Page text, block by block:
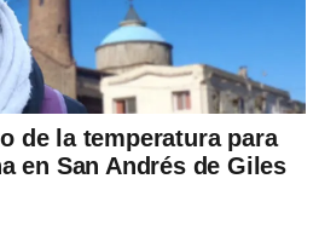
de la temperatura para
en San Andrés de Giles